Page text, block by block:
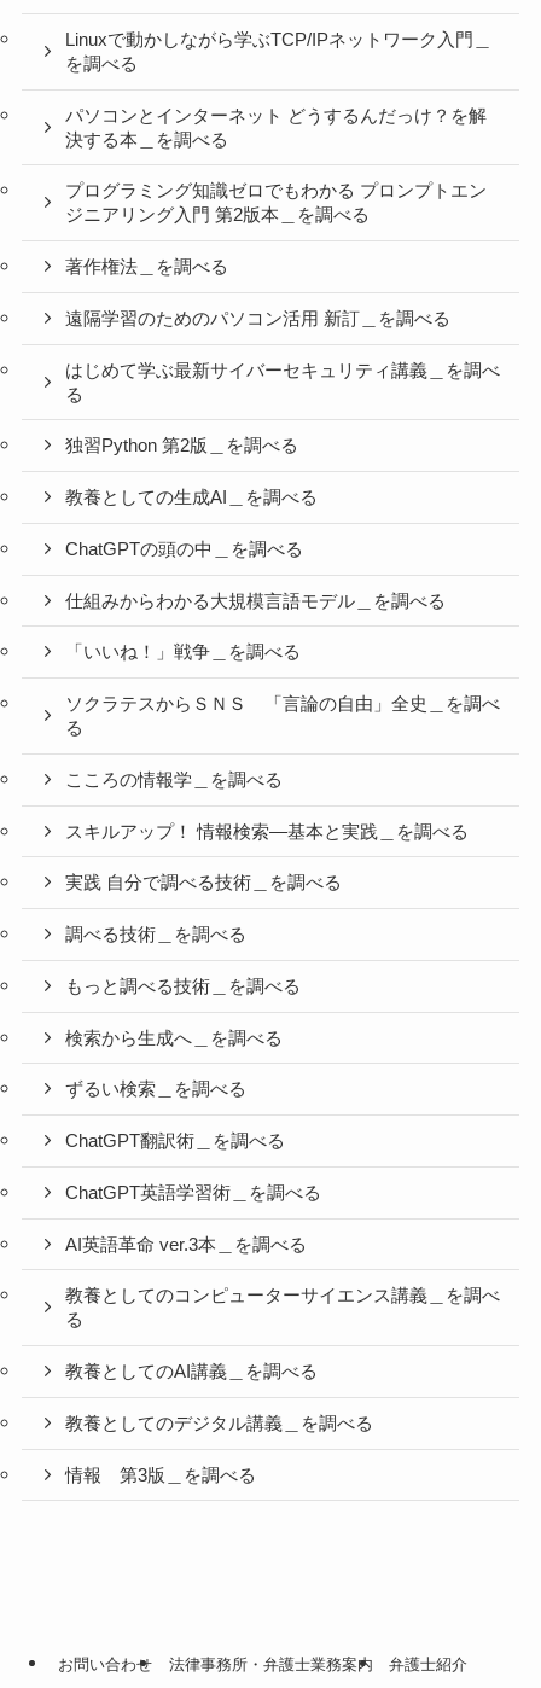
Linuxで動かしながら学ぶTCP/IPネットワーク入門＿
を調べる
パソコンとインターネット どうするんだっけ？を解
決する本＿を調べる
プログラミング知識ゼロでもわかる プロンプトエン
ジニアリング入門 第2版本＿を調べる
著作権法＿を調べる
遠隔学習のためのパソコン活用 新訂＿を調べる
はじめて学ぶ最新サイバーセキュリティ講義＿を調べ
る
独習Python 第2版＿を調べる
教養としての生成AI＿を調べる
ChatGPTの頭の中＿を調べる
仕組みからわかる大規模言語モデル＿を調べる
「いいね！」戦争＿を調べる
ソクラテスからＳＮＳ 「言論の自由」全史＿を調べ
る
こころの情報学＿を調べる
スキルアップ！ 情報検索―基本と実践＿を調べる
実践 自分で調べる技術＿を調べる
調べる技術＿を調べる
もっと調べる技術＿を調べる
検索から生成へ＿を調べる
ずるい検索＿を調べる
ChatGPT翻訳術＿を調べる
ChatGPT英語学習術＿を調べる
AI英語革命 ver.3本＿を調べる
教養としてのコンピューターサイエンス講義＿を調べ
る
教養としてのAI講義＿を調べる
教養としてのデジタル講義＿を調べる
情報 第3版＿を調べる
お問い合わせ 法律事務所・弁護士業務案内 弁護士紹介